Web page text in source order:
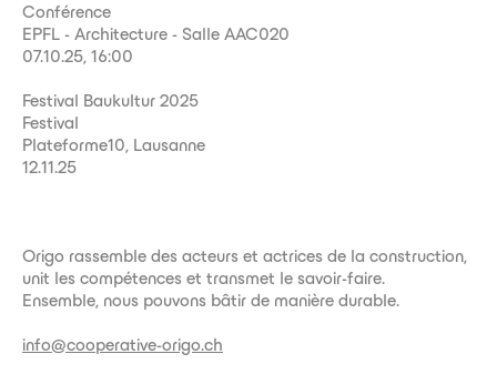
Conférence
EPFL - Architecture - Salle AAC020
07.10.25, 16:00
Festival Baukultur 2025
Festival
Plateforme10, Lausanne
12.11.25
Origo rassemble des acteurs et actrices de la construction,
unit les compétences et transmet le savoir-faire.
Ensemble, nous pouvons bâtir de manière durable.
info@cooperative-origo.ch